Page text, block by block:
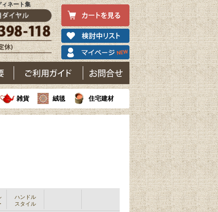
ネート集
雑貨 絨毯 住宅建材
ハンドル
スタイル